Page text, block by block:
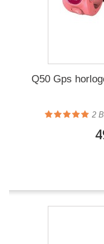
Q50 Gps
2